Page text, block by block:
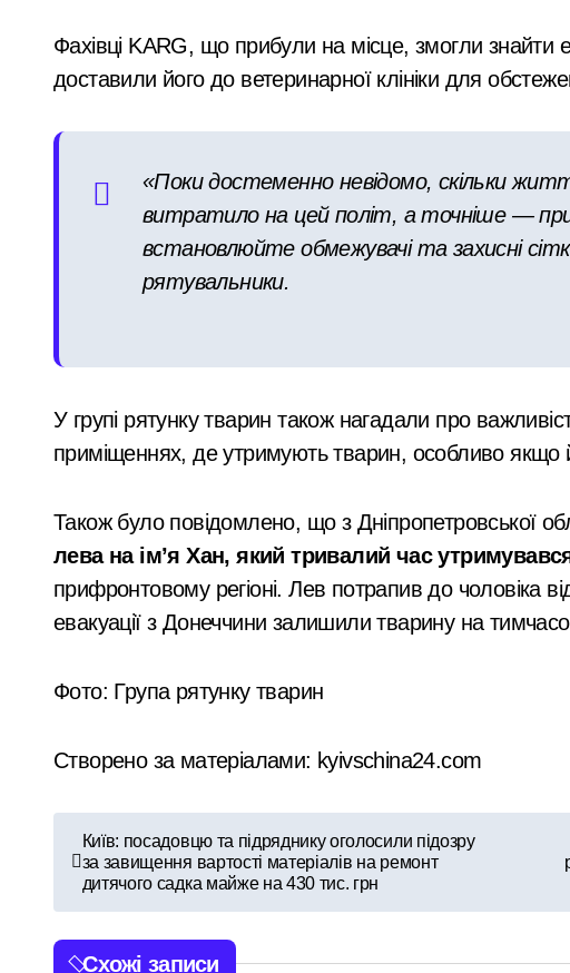
«Метро не зможе вмістити всіх»: після
Розвиток резервного теплопостачання в
ENSO призупинила реалізацію трьох ЖК у
Фахівці KARG, що прибули на місце, змогли знайти
доставили його до ветеринарної клініки для
«Поки достеменно невідомо, скільки
витратило на цей політ, а точніше —
встановлюйте обмежувачі та захисні
рятувальники.
У групі рятунку тварин також нагадали про
приміщеннях, де утримують тварин, особливо якщо
Також було повідомлено, що з Дніпропетровської
лева на ім’я Хан, який тривалий час
прифронтовому регіоні. Лев потрапив до чоловіка
евакуації з Донеччини залишили тварину на
Фото: Група рятунку тварин
Створено за матеріалами: kyivschina24.com
в
Київ: посадовцю та підряднику оголосили підозру
за завищення вартості матеріалів на ремонт
дитячого садка майже на 430 тис. грн
Схожі записи